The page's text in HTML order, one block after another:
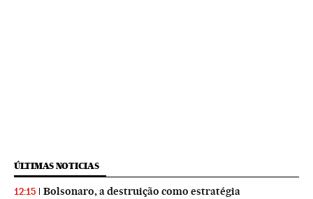
ÚLTIMAS NOTICIAS
12:15 Bolsonaro, a destruição como estratégia